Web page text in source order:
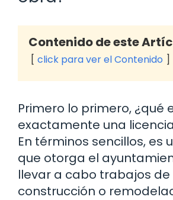
Contenido de este
click para ver el Contenido
Primero lo primero, ¿qué
exactamente una
En términos sencillos, es
que otorga el
llevar a cabo trabajos de
construcción o